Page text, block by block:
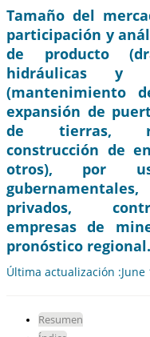
Tamaño del
participación y
de producto
hidráulicas y
(mantenimiento
expansión de
de tierras,
construcción de
otros), por
privados,
empresas de
pronóstico regional.
Última actualización
Resumen